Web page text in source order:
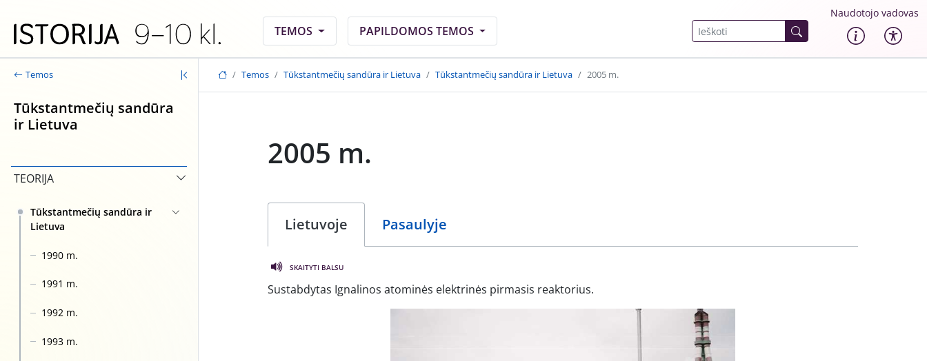
TEMOS
PAPILDOMOS TEMOS
Naudotojo vadovas
Temos
Tūkstantmečių sandūra
ir Lietuva
TEORIJA
Tūkstantmečių sandūra ir
Lietuva
1990 m.
1991 m.
1992 m.
1993 m.
Temos Tūkstantmečių sandūra ir Lietuva Tūkstantmečių sandūra ir Lietuva 2005 m.
2005 m.
Lietuvoje Pasaulyje
SKAITYTI BALSU
Sustabdytas Ignalinos atominės elektrinės pirmasis reaktorius.